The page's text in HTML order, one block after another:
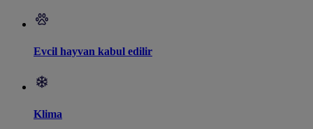
Evcil hayvan kabul edilir
Klima